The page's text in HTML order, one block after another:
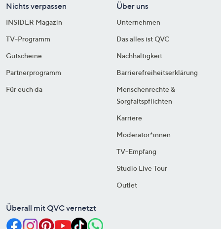
Nichts verpassen
INSIDER Magazin
TV-Programm
Gutscheine
Partnerprogramm
Für euch da
Über uns
Unternehmen
Das alles ist QVC
Nachhaltigkeit
Barrierefreiheitserklärung
Menschenrechte &
Sorgfaltspflichten
Karriere
Moderator*innen
TV-Empfang
Studio Live Tour
Outlet
Überall mit QVC vernetzt